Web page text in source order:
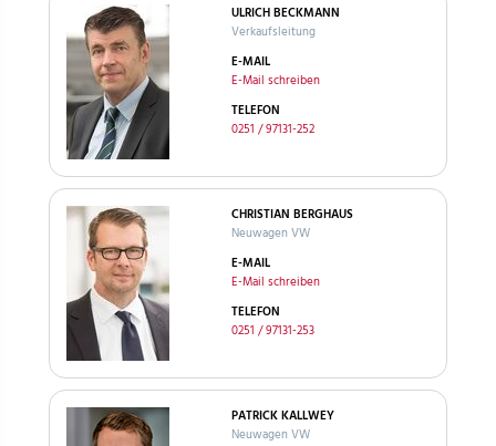
ULRICH BECKMANN
Verkaufsleitung
E-MAIL
E-Mail schreiben
TELEFON
0251 / 97131-252
CHRISTIAN BERGHAUS
Neuwagen VW
E-MAIL
E-Mail schreiben
TELEFON
0251 / 97131-253
PATRICK KALLWEY
Neuwagen VW